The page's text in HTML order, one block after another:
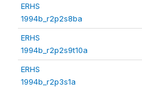
ERHS
1994b_r2p2s8ba
ERHS
1994b_r2p2s9t10a
ERHS
1994b_r2p3s1a